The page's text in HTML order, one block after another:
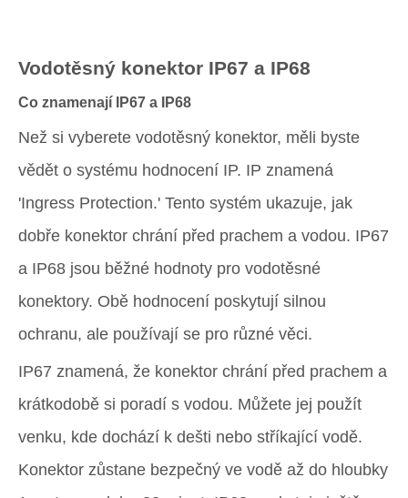
Vodotěsný konektor IP67 a IP68
Co znamenají IP67 a IP68
Než si vyberete vodotěsný konektor, měli byste
vědět o systému hodnocení IP. IP znamená
'Ingress Protection.' Tento systém ukazuje, jak
dobře konektor chrání před prachem a vodou. IP67
a IP68 jsou běžné hodnoty pro vodotěsné
konektory. Obě hodnocení poskytují silnou
ochranu, ale používají se pro různé věci.
IP67 znamená, že konektor chrání před prachem a
krátkodobě si poradí s vodou. Můžete jej použít
venku, kde dochází k dešti nebo stříkající vodě.
Konektor zůstane bezpečný ve vodě až do hloubky